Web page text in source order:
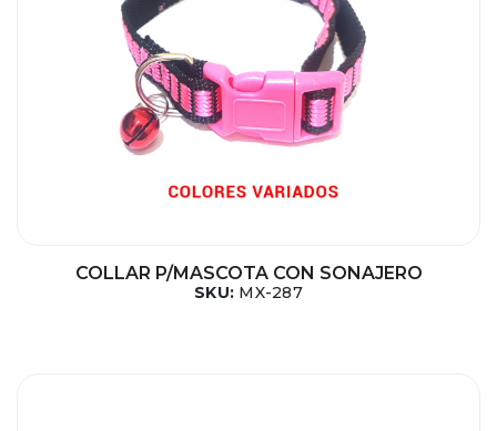
COLLAR P/MASCOTA CON SONAJERO
SKU: MX-287